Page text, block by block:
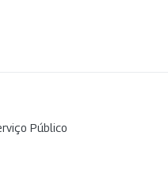
Público